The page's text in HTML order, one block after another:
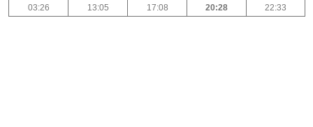
03:26
13:05 17:08 20:28 22:33